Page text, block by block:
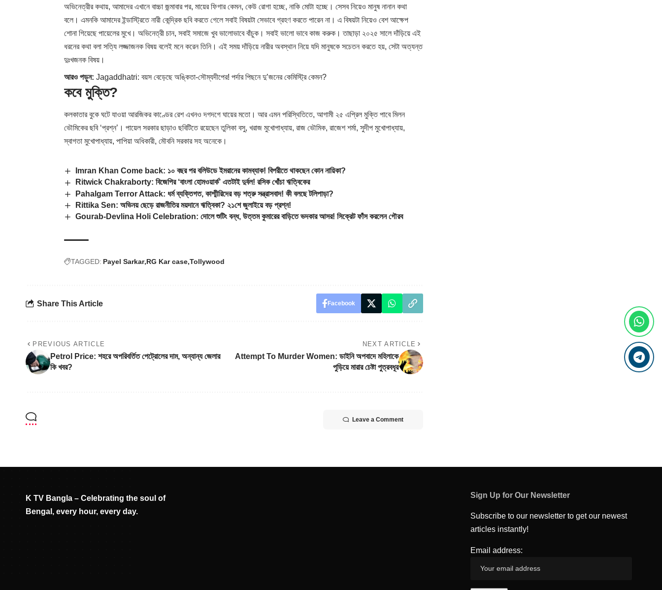
অভিনেত্রীর কথায়, আমাদের এখানে বাচ্চা জন্মাবার পর, মায়ের ফিগার কেমন, কেউ রোগা হচ্ছে, নাকি মোটা হচ্ছে। সেসব নিয়েও মানুষ নানান কথা
বলে। এমনকি আমাদের ইন্ডাস্ট্রিতে নারী কেন্দ্রিক ছবি করতে গেলে সবাই বিষয়টা সেভাবে গ্রহণ করতে পারেন না। এ বিষয়টা নিয়েও বেশ আক্ষেপ
শোনা গিয়েছে পায়েলের মুখে। অভিনেত্রী চান, সবাই সমাজে খুব ভালোভাবে বাঁচুক। সবাই ভালো ভাবে কাজ করুক। তাছাড়া ২০২৫ সালে দাঁড়িয়ে এই
ধরনের কথা বলা সত্যি লজ্জাজনক বিষয় বলেই মনে করেন তিনি। এই সময় দাঁড়িয়ে নারীর অবস্থান নিয়ে যদি মানুষকে সচেতন করতে হয়, সেটা অত্যন্ত
দুঃখজনক বিষয়।
আরও পড়ুন: Jagaddhatri: বয়স বেড়েছে অঙ্কিতা-সৌম্যদীপের! পর্দার পিছনে দু’জনের কেমিস্ট্রি কেমন?
কবে মুক্তি?
কলকাতার বুকে ঘটে যাওয়া আরজিকর কাণ্ডের রেশ এখনও দগদগে ঘায়ের মতো। আর এমন পরিস্থিতিতে, আগামী ২৫ এপ্রিল মুক্তি পাবে মিলন
ভৌমিকের ছবি ‘প্রশ্ন’। পায়েল সরকার ছাড়াও ছবিটিতে রয়েছেন তুলিকা বসু, খরাজ মুখোপাধ্যায়, রাজ ভৌমিক, রাজেশ শর্মা, সুদীপ মুখোপাধ্যায়,
স্বাগতা মুখোপাধ্যায়, পাপিয়া অধিকারী, মৌবনি সরকার সহ অনেকে।
Imran Khan Come back: ১০ বছর পর বলিউডে ইমরানের কামব্যাক! বিপরীতে থাকছেন কোন নায়িকা?
Ritwick Chakraborty: বিজেপির ‘বাংলা হোমওয়ার্ক’ এতটাই দুর্বল! রসিক খোঁচা ঋত্বিকের
Pahalgam Terror Attack: ধর্ম ব্যক্তিগত, কাশ্মীরিদের বড় শত্রু সন্ত্রাসবাদ! কী বলছে টলিপাড়া?
Rittika Sen: অভিনয় ছেড়ে রাজনীতির ময়দানে ঋত্বিকা? ২১শে জুলাইয়ে বড় প্রশ্ন!
Gourab-Devlina Holi Celebration: দোলে শুটিং বন্ধ, উত্তম কুমারের বাড়িতে ভদকার আসর! সিক্রেট ফাঁস করলেন গৌরব
TAGGED: Payel Sarkar RG Kar case Tollywood
Share This Article Facebook
PREVIOUS ARTICLE
Petrol Price: শহরে অপরিবর্তিত পেট্রোলের দাম, অন্যান্য জেলার
কি খবর?
NEXT ARTICLE
Attempt To Murder Women: ডাইনি অপবাদে মহিলাকে
পুড়িয়ে মারার চেষ্টা পুত্রবধূর
Leave a Comment
K TV Bangla – Celebrating the soul of
Bengal, every hour, every day.
Sign Up for Our Newsletter
Subscribe to our newsletter to get our newest
articles instantly!
Email address: